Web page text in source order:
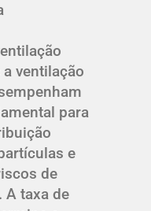
ventilação
para
e
de
A taxa de